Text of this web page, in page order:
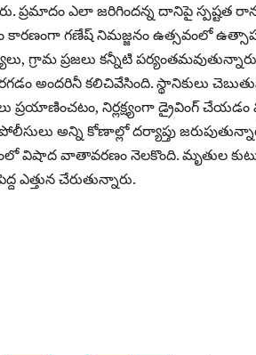
ప్రమాదం ఎలా జరిగిందన్న దానిపై స్పష్టత
కారణంగా గణేష్ నిమజ్జనం ఉత్సవంలో
గ్రామ ప్రజలు కన్నీటి
అందరినీ కలిచివేసింది. స్థానికులు
ప్రయాణించటం, నిర్లక్ష్యంగా డ్రైవింగ్ చేయడం
అన్ని కోణాల్లో దర్యాప్తు
విషాద వాతావరణం నెలకొంది. మృతుల
ఎత్తున చేరుతున్నారు.